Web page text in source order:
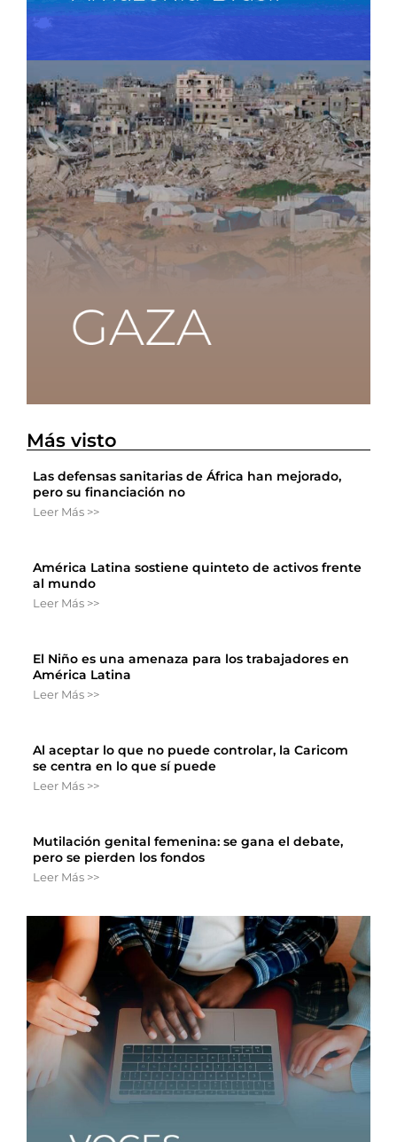
Más visto
Las defensas sanitarias de África han mejorado,
pero su financiación no
Leer Más >>
América Latina sostiene quinteto de activos frente
al mundo
Leer Más >>
El Niño es una amenaza para los trabajadores en
América Latina
Leer Más >>
Al aceptar lo que no puede controlar, la Caricom
se centra en lo que sí puede
Leer Más >>
Mutilación genital femenina: se gana el debate,
pero se pierden los fondos
Leer Más >>